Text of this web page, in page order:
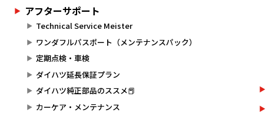
アフターサポート
Technical Service Meister
ワンダフルパスポート（メンテナンスパック）
定期点検・車検
ダイハツ延長保証プラン
ダイハツ純正部品のススメ📕
カーケア・メンテナンス